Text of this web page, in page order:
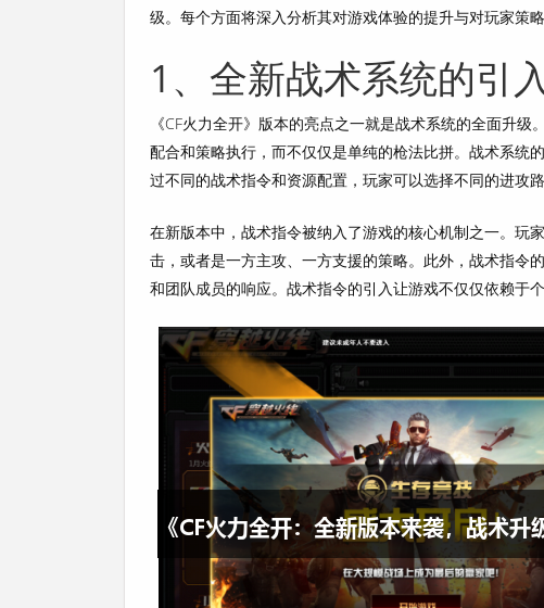
级。每个方面将深入分析其对游戏体验的提升与对玩家策略
1、全新战术系统的引
《CF火力全开》版本的亮点之一就是战术系统的全面升
配合和策略执行，而不仅仅是单纯的枪法比拼。战术系统
过不同的战术指令和资源配置，玩家可以选择不同的进攻
在新版本中，战术指令被纳入了游戏的核心机制之一。玩
击，或者是一方主攻、一方支援的策略。此外，战术指令
和团队成员的响应。战术指令的引入让游戏不仅仅依赖于